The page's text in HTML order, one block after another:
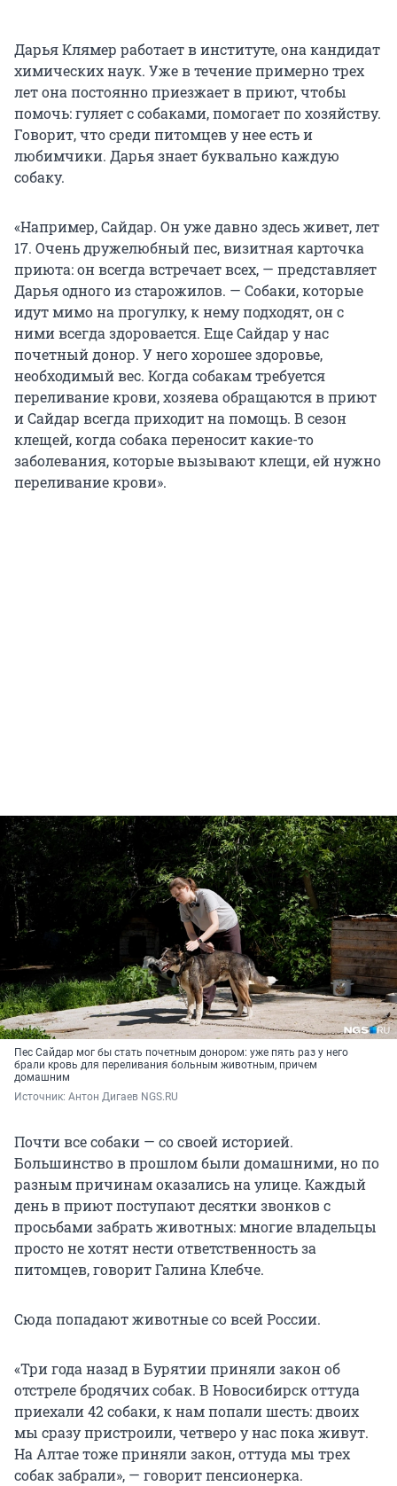
Дарья Клямер работает в институте, она кандидат
химических наук. Уже в течение примерно трех
лет она постоянно приезжает в приют, чтобы
помочь: гуляет с собаками, помогает по хозяйству.
Говорит, что среди питомцев у нее есть и
любимчики. Дарья знает буквально каждую
собаку.
«Например, Сайдар. Он уже давно здесь живет, лет
17. Очень дружелюбный пес, визитная карточка
приюта: он всегда встречает всех, — представляет
Дарья одного из старожилов. — Собаки, которые
идут мимо на прогулку, к нему подходят, он с
ними всегда здоровается. Еще Сайдар у нас
почетный донор. У него хорошее здоровье,
необходимый вес. Когда собакам требуется
переливание крови, хозяева обращаются в приют
и Сайдар всегда приходит на помощь. В сезон
клещей, когда собака переносит какие-то
заболевания, которые вызывают клещи, ей нужно
переливание крови».
Пес Сайдар мог бы стать почетным донором: уже пять раз у него
брали кровь для переливания больным животным, причем
домашним
Источник: Антон Дигаев NGS.RU
Почти все собаки — со своей историей.
Большинство в прошлом были домашними, но по
разным причинам оказались на улице. Каждый
день в приют поступают десятки звонков с
просьбами забрать животных: многие владельцы
просто не хотят нести ответственность за
питомцев, говорит Галина Клебче.
Сюда попадают животные со всей России.
«Три года назад в Бурятии приняли закон об
отстреле бродячих собак. В Новосибирск оттуда
приехали 42 собаки, к нам попали шесть: двоих
мы сразу пристроили, четверо у нас пока живут.
На Алтае тоже приняли закон, оттуда мы трех
собак забрали», — говорит пенсионерка.